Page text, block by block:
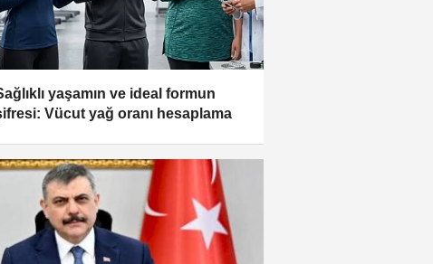
yaşamın ve ideal formun
Vücut yağ oranı hesaplama